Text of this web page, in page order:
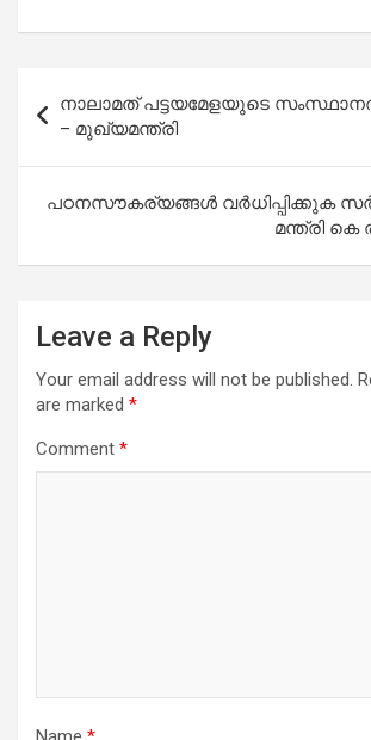
navigation
നാലാമത് പട്ടയമേളയുടെ
– മുഖ്യമന്ത്രി
പഠനസൗകര്യങ്ങള്‍ വര്‍ധിപ്പിക്കുക
മന്ത്രി
Leave a Reply
Your email address will not be published.
are marked *
Comment *